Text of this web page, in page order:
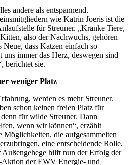
andere als entspannend.
wie Katrin Joeris ist die
für Streuner. „Kranke Tiere,
also der Nachwuchs, gehören
dass Katzen einfach so
uns immer das Herz, deswegen sind
berichtet sie.
weniger Platz
werden es mehr Streuner.
schon keinen freien Platz für
für wilde Streuner. Dann
wenn wir können“, erzählt
Möglichkeiten, die aufgesammelten
eine entscheidende Rolle.
Außengehege hilft nun der Erfolg der
der EWV Energie- und